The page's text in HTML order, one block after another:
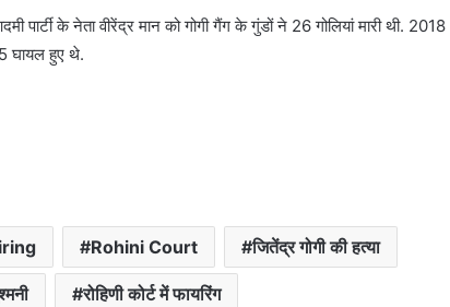
पार्टी के नेता वीरेंद्र मान को गोगी गैंग के गुंडों ने 26 गोलियां मारी थी. 2018
घायल हुए थे.
Rohini Court जितेंद्र गोगी की हत्या
रोहिणी कोर्ट में फायरिंग